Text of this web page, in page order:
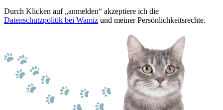
Durch Klicken auf „anmelden“ akzeptiere ich die
Datenschutzpolitik bei Wamiz und meiner Persönlichkeitsrechte.